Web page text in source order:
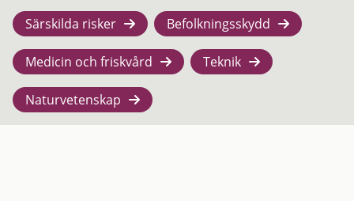
Särskilda risker Befolkningsskydd
Medicin och friskvård Teknik
Naturvetenskap